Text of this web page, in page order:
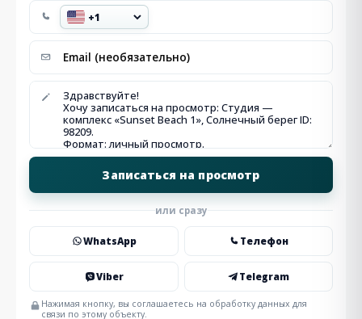
или сразу
WhatsApp Телефон
Viber Telegram
Нажимая кнопку, вы соглашаетесь на обработку данных для
связи по этому объекту.